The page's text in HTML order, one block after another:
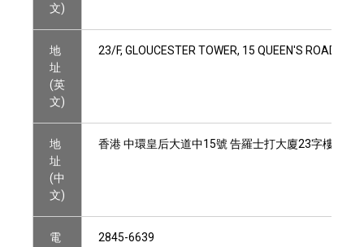
文)
地
址
(英
文)
23/F, GLOUCESTER TOWER, 15 QUEEN'S ROAD
地
址
(中
文)
香港 中環皇后大道中15號 告羅士打大廈23字樓
電
2845-6639